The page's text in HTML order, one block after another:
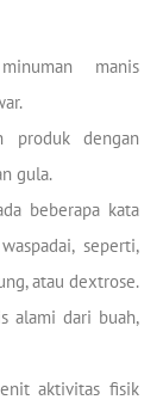
manis
produk dengan
gula.
beberapa kata
seperti,
atau dextrose.
alami dari buah,
aktivitas fisik